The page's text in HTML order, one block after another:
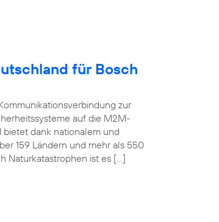
für Bosch
zur
auf die M2M-
dank nationalem und
159 Ländern und mehr als 550
Naturkatastrophen ist es […]